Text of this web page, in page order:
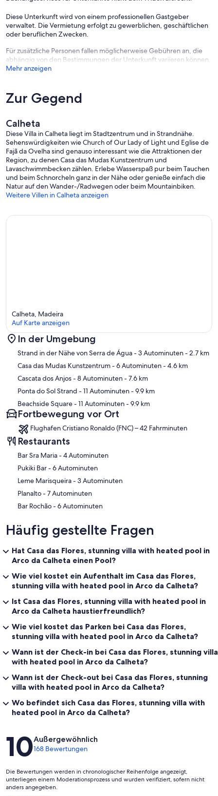
numerous additional chairs, 6 sun loungers.
Awnings provide shelter over the dinning area. Stone steps lead up
behind the house which can also be accessed from the bedroom
passage.
The lounge and kitchen have large 40 ins screens.
area. Selection of DVDs, CDs,books, games, playing cards provided.
WiFi is available for use.
Funchal - 30-45 minutes by car.
Nearest supermarket Calheta 6 minutes by car
Local café/bar 5 minutes walk. Choice of restaurants 6 minutes by
see more re above under 'location'....
Unsuitable for those with limited mobility.
Whilst a taxi service is available, car hire is recommended for guests
who wish to be mobile.
The English-speaking caretaker lives nearby and is on hand if help is
needed.
Diese Unterkunft wird von einem professionellen Gastgeber
verwaltet. Die Vermietung erfolgt zu gewerblichen, geschäftlichen
oder beruflichen Zwecken.
Für zusätzliche Personen fallen möglicherweise Gebühren an, die
abhängig von den Bestimmungen der Unterkunft variieren können.
Mehr anzeigen
Zur Gegend
Calheta
Diese Villa in Calheta liegt im Stadtzentrum und in Strandnähe.
Sehenswürdigkeiten wie Church of Our Lady of Light und Eglise de
Fajã da Ovelha sind genauso interessant wie die Attraktionen der
Region, zu denen Casa das Mudas Kunstzentrum und
Lavaschwimmbecken zählen. Erlebe Wasserspaß pur beim Tauchen
und beim Schnorcheln ganz in der Nähe oder genieße einfach die
Natur auf den Wander-/Radwegen oder beim Mountainbiken.
Weitere Villen in Calheta anzeigen
Karte
Calheta, Madeira
Auf Karte anzeigen
In der Umgebung
Strand in der Nähe von Serra de Água- 3 Autominuten- 2.7 km
Casa das Mudas Kunstzentrum- 6 Autominuten- 4.6 km
Cascata dos Anjos- 8 Autominuten- 7.6 km
Ponta do Sol Strand - 11 Autominuten- 9.9 km
Beachside Square- 11 Autominuten- 9.9 km
Fortbewegung vor Ort
Flughafen Cristiano Ronaldo (FNC) – 42 Fahrminuten
Restaurants
‪Bar Sra Maria - ‬4 Autominuten
‪Pukiki Bar - ‬6 Autominuten
‪Leme Marisqueira - ‬3 Autominuten
‪Planalto - ‬7 Autominuten
‪Bar Rochão - ‬6 Autominuten
Häufig gestellte Fragen
Hat Casa das Flores, stunning villa with heated pool in
Arco da Calheta einen Pool?
Wie viel kostet ein Aufenthalt im Casa das Flores,
stunning villa with heated pool in Arco da Calheta?
Ist Casa das Flores, stunning villa with heated pool in
Arco da Calheta haustierfreundlich?
Wie viel kostet das Parken bei Casa das Flores,
stunning villa with heated pool in Arco da Calheta?
Wann ist der Check-in bei Casa das Flores, stunning villa
with heated pool in Arco da Calheta?
Wann ist der Check-out bei Casa das Flores, stunning
villa with heated pool in Arco da Calheta?
Wo befindet sich Casa das Flores, stunning villa with
heated pool in Arco da Calheta?
Bewertungen
10Außergewöhnlich
168 Bewertungen
Die Bewertungen werden in chronologischer Reihenfolge angezeigt,
unterliegen einem Moderationsprozess und wurden verifiziert, sofern nicht
anders angegeben.